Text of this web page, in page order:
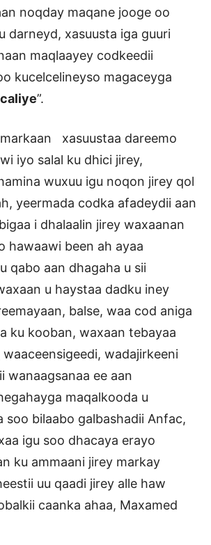
noqday maqane jooge oo
darneyd, xasuusta iga guuri
maqlaayey codkeedii
kucelcelineyso magaceyga
”.
xasuustaa dareemo
iyo salal ku dhici jirey,
wuxuu igu noqon jirey qol
yeermada codka afadeydii aan
i dhalaalin jirey waxaanan
hawaawi been ah ayaa
qabo aan dhagaha u sii
u haystaa dadku iney
balse, waa cod aniga
ku kooban, waxaan tebayaa
wadajirkeeni
wanaagsanaa ee aan
maqalkooda u
soo bilaabo galbashadii Anfac,
igu soo dhacaya erayo
ku ammaani jirey markay
uu qaadi jirey alle haw
caanka ahaa, Maxamed